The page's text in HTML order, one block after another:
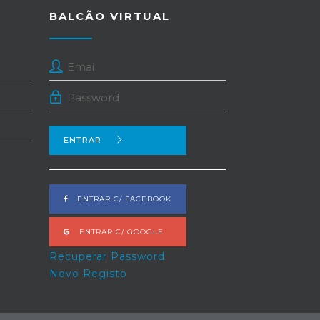
cooperação com os vários parceiros
BALCÃO VIRTUAL
ENTRAR
ENTRAR C/ FACEBOOK
ENTRAR C/ GOOGLE
Recuperar Password
Novo Registo